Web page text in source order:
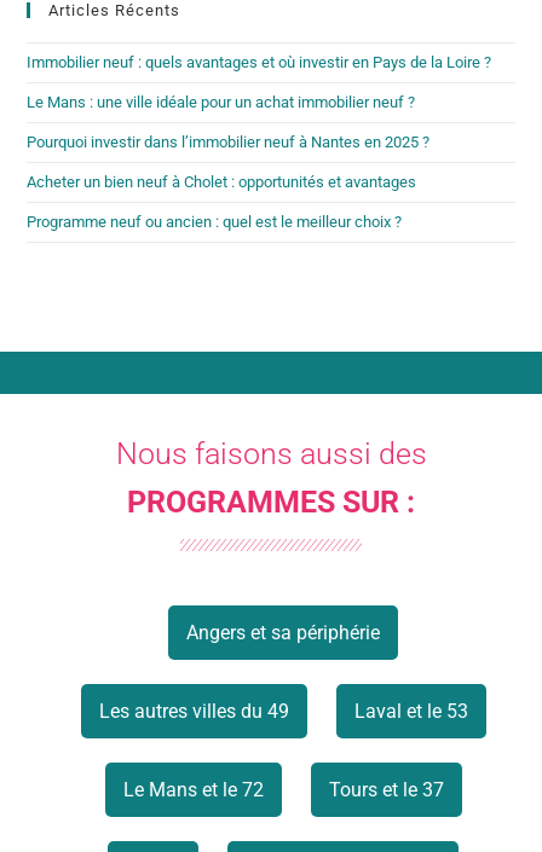
Articles Récents
Immobilier neuf : quels avantages et où investir en Pays de la Loire ?
Le Mans : une ville idéale pour un achat immobilier neuf ?
Pourquoi investir dans l’immobilier neuf à Nantes en 2025 ?
Acheter un bien neuf à Cholet : opportunités et avantages
Programme neuf ou ancien : quel est le meilleur choix ?
Nous faisons aussi des
PROGRAMMES SUR :
Angers et sa périphérie
Les autres villes du 49 Laval et le 53
Le Mans et le 72 Tours et le 37